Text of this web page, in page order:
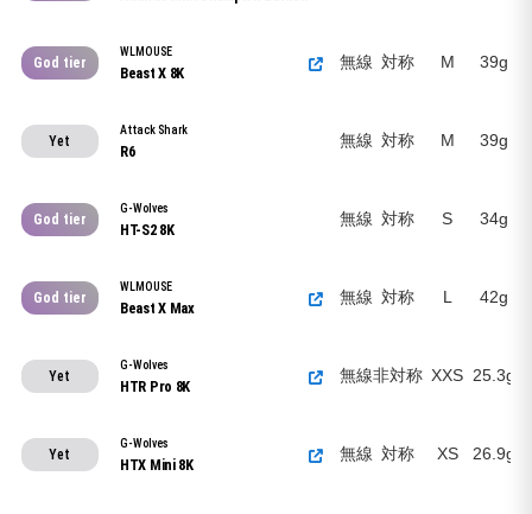
God tier
WLMOUSE
Beast X 8K
無線 対称 M 39g
Yet
Attack Shark
R6
無線 対称 M 39g
God tier
G-Wolves
HT-S2 8K
無線 対称 S 34g
God tier
WLMOUSE
Beast X Max
無線 対称 L 42g
Yet
G-Wolves
HTR Pro 8K
無線非対称 XXS 25.3g
Yet
G-Wolves
HTX Mini 8K
無線 対称 XS 26.9g